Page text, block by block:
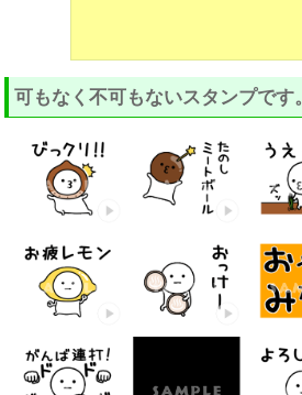
可もなく不可もないスタンプです。